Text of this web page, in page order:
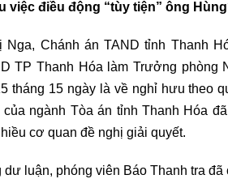
việc điều động “tùy tiện” ông
Nga, Chánh án TAND tỉnh Thanh
TP Thanh Hóa làm Trưởng phòng
tháng 15 ngày là về nghỉ hưu theo
của ngành Tòa án tỉnh Thanh Hóa
cơ quan đề nghị giải quyết.
luận, phóng viên Báo Thanh tra